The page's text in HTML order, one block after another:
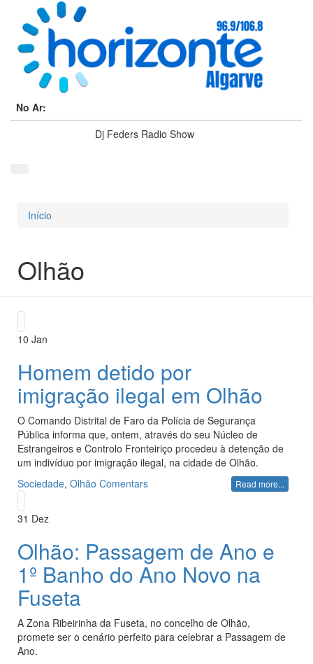
No Ar:
Dj Feders Radio Show
Está aqui
Início
Olhão
10 Jan
Homem detido por
imigração ilegal em Olhão
O Comando Distrital de Faro da Polícia de Segurança
Pública informa que, ontem, através do seu Núcleo de
Estrangeiros e Controlo Fronteiriço procedeu à detenção de
um indivíduo por imigração ilegal, na cidade de Olhão.
Sociedade, Olhão Comentars Read more...
31 Dez
Olhão: Passagem de Ano e
1º Banho do Ano Novo na
Fuseta
A Zona Ribeirinha da Fuseta, no concelho de Olhão,
promete ser o cenário perfeito para celebrar a Passagem de
Ano.